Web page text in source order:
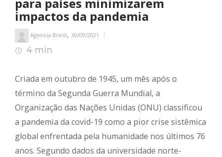
impactos da pandemia
Agencia Brasil, 30/09/2021
4 min
Criada em outubro de 1945, um mês após o
término da Segunda Guerra Mundial, a
Organização das Nações Unidas (ONU) classificou
a pandemia da covid-19 como a pior crise sistêmica
global enfrentada pela humanidade nos últimos 76
anos. Segundo dados da universidade norte-